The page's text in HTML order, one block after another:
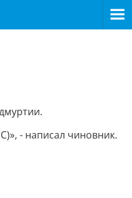
- написал чиновник.